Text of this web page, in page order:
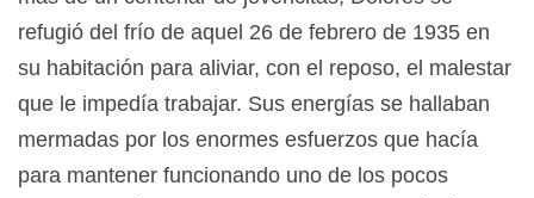
refugió del frío de aquel 26 de febrero de 1935 en
su habitación para aliviar, con el reposo, el malestar
que le impedía trabajar. Sus energías se hallaban
mermadas por los enormes esfuerzos que hacía
para mantener funcionando uno de los pocos